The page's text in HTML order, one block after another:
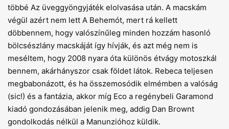
többé Az üveggyöngyjáték elolvasása után. A macskám
végül azért nem lett A Behemót, mert rá kellett
döbbennem, hogy valószínű­leg minden hozzám hasonló
bölcsészlány macskáját így hívják, és azt még nem is
meséltem, hogy 2008 nyara óta különös étvágy motoszkál
bennem, akárhányszor csak földet látok. Rebeca teljesen
megbabonázott, és ha összemosódik elmémben a valóság
(sic!) és a fantázia, akkor míg Eco a regénybeli Garamond
kiadó gondozásában jelenik meg, addig Dan Brownt
gondolkodás nélkül a Manunzióhoz küldik.